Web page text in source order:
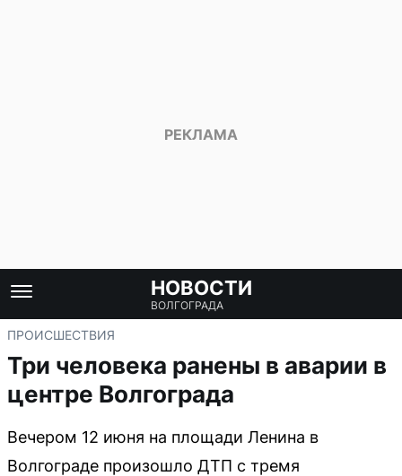
НОВОСТИ
ВОЛГОГРАДА
ПРОИСШЕСТВИЯ
Три человека ранены в аварии в
центре Волгограда
Вечером 12 июня на площади Ленина в
Волгограде произошло ДТП с тремя